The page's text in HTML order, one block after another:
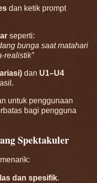
dan ketik prompt
seperti:
bunga saat matahari
realistik”
dan U1–U4
untuk penggunaan
bagi pengguna
Spektakuler
dan spesifik.